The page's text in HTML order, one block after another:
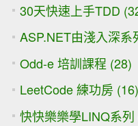
30天快速上手TDD
ASP.NET由淺入深系
Odd-e 培訓課程 (28)
LeetCode 練功房 (16)
快快樂樂學LINQ系列